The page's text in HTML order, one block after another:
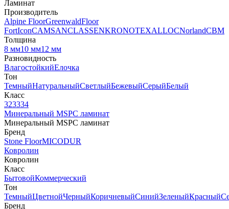
Ламинат
Производитель
Alpine FloorGreenwaldFloor
FortIconCAMSANCLASSENKRONOTEXALLOCNorlandCBM
Толщина
8 мм10 мм12 мм
Разновидность
ВлагостойкийЕлочка
Тон
ТемныйНатуральныйСветлыйБежевыйСерыйБелый
Класс
323334
Минеральный MSPC ламинат
Минеральный MSPC ламинат
Бренд
Stone FloorMICODUR
Ковролин
Ковролин
Класс
БытовойКоммерческий
Тон
ТемныйЦветнойЧерныйКоричневыйСинийЗеленыйКрасный
Бренд